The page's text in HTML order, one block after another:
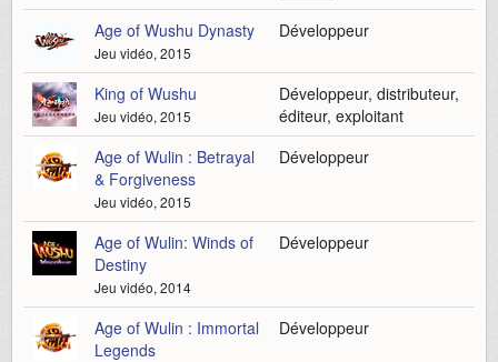
Age of Wushu Dynasty
Jeu vidéo, 2015
Développeur
King of Wushu
Jeu vidéo, 2015
Développeur, distributeur,
éditeur, exploitant
Age of Wulin : Betrayal
& Forgiveness
Jeu vidéo, 2015
Développeur
Age of Wulin: Winds of
Destiny
Jeu vidéo, 2014
Développeur
Age of Wulin : Immortal
Legends
Développeur